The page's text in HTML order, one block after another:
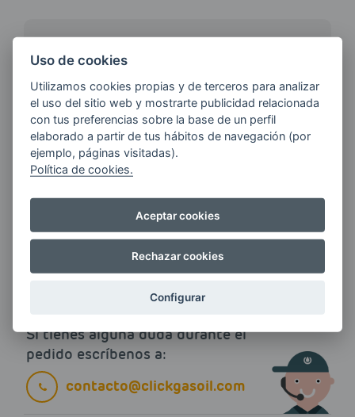
¿QUIERES ESTAR AL DÍA DE
LAS
ÚLTIMAS NOVEDADES?
E-MAIL
Quiero recibir las últimas novedades de AVIA
Si tienes alguna duda durante el
pedido escríbenos a:
contacto@clickgasoil.com
Uso de cookies
Utilizamos cookies propias y de terceros para analizar
el uso del sitio web y mostrarte publicidad relacionada
con tus preferencias sobre la base de un perfil
elaborado a partir de tus hábitos de navegación (por
ejemplo, páginas visitadas).
Política de cookies.
Aceptar cookies
Rechazar cookies
Configurar